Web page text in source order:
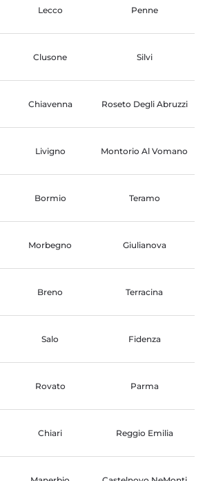
Lecco Penne
Clusone Silvi
Chiavenna Roseto Degli Abruzzi
Livigno Montorio Al Vomano
Bormio Teramo
Morbegno Giulianova
Breno Terracina
Salo Fidenza
Rovato Parma
Chiari Reggio Emilia